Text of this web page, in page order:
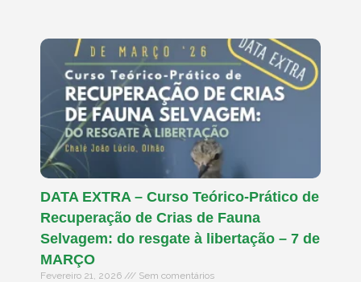
DATA EXTRA – Curso Teórico-Prático de
Recuperação de Crias de Fauna
Selvagem: do resgate à libertação – 7 de
MARÇO
Fevereiro 21, 2026 Sem comentários